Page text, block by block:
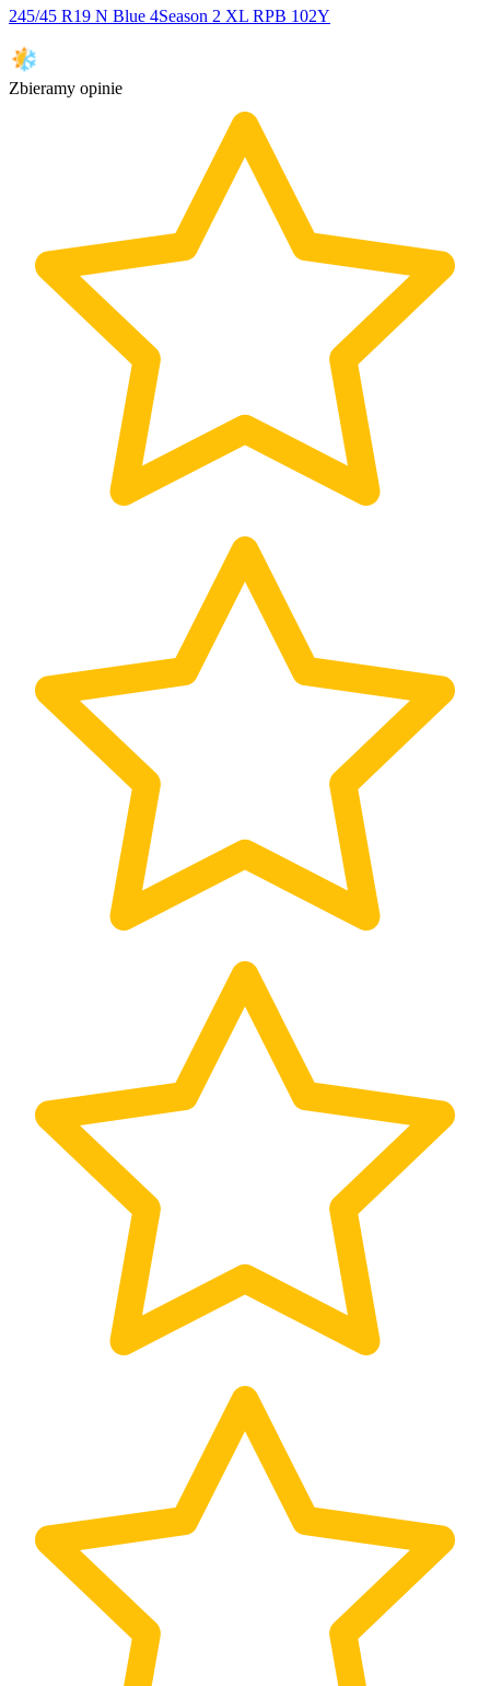
245/45 R19 N Blue 4Season 2 XL RPB 102Y
Zbieramy opinie